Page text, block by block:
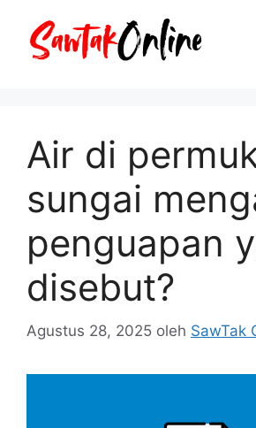
Air di
sungai
penguapan
disebut?
Agustus 28, 2025 oleh SawTak